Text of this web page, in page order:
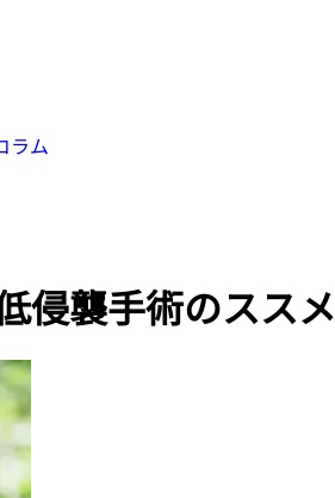
ラム
侵襲手術のススメ